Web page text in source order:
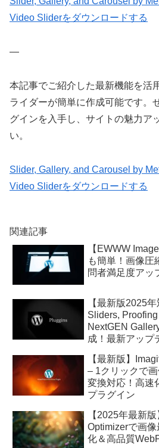
Video Sliderをダウンロードする
—
本記事でご紹介した最新機能を活
ライダーが簡単に作成可能です。
グインを入手し、サイトの魅力ア
い。
Slider, Gallery, and Carousel by
Video Sliderをダウンロードする
関連記事
【EWWW
も簡単！画像圧
問者満足度アッ
【最新版2025
Sliders,
NextGEN
成！最新アップ
【最新版】
– 1クリックで
変換対応！高速
プラグイン
【2025年最新
Optimizerで画
化＆高品質